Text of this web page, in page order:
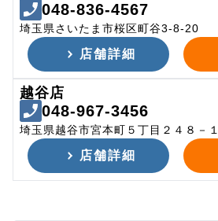
048-836-4567
埼玉県さいたま市桜区町谷3-8-20
店舗詳細
越谷店
048-967-3456
埼玉県越谷市宮本町５丁目２４８－１
店舗詳細